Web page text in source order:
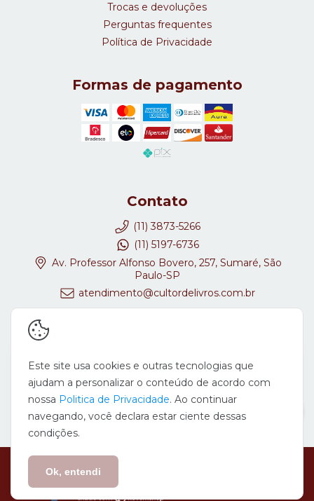
Trocas e devoluções
Perguntas frequentes
Política de Privacidade
Formas de pagamento
Contato
(11) 3873-5266
(11) 5197-6736
Av. Professor Alfonso Bovero, 257, Sumaré, São
Paulo-SP
atendimento@cultordelivros.com.br
reservados.
Este site usa cookies e outras tecnologias que
ajudam a personalizar o conteúdo de acordo com
nossa Politica de Privacidade. Ao continuar
navegando, você declara estar ciente dessas
condições.
Ok, entendi